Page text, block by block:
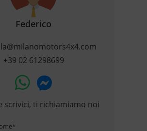
Federico
+39 02 61298699
scrivici, ti richiamiamo noi
*